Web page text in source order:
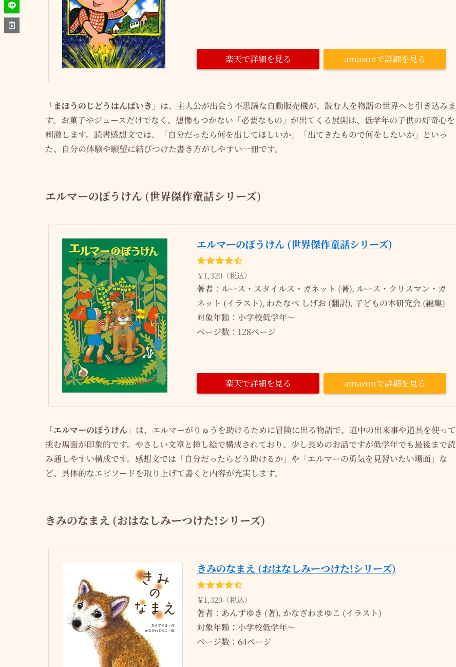
楽天で詳細を見る amazonで詳細を見る
「まほうのじどうはんばいき」 は、主人公が出会う不思議な自動販売機が、読む人を物語の世界へと引き込みま
す。お菓子やジュースだけでなく、想像もつかない「必要なもの」が出てくる展開は、低学年の子供の好奇心を
刺激します。読書感想文では、「自分だったら何を出してほしいか」「出てきたもので何をしたいか」といっ
た、自分の体験や願望に結びつけた書き方がしやすい一冊です。
エルマーのぼうけん (世界傑作童話シリーズ)
エルマーのぼうけん (世界傑作童話シリーズ)
￥1,320（税込）
著者：ルース・スタイルス・ガネット (著), ルース・クリスマン・ガ
ネット (イラスト), わたなべ しげお (翻訳), 子どもの本研究会 (編集)
対象年齢：小学校低学年～
ページ数：128ページ
楽天で詳細を見る amazonで詳細を見る
「エルマーのぼうけん」 は、エルマーがりゅうを助けるために冒険に出る物語で、道中の出来事や道具を使って
挑む場面が印象的です。やさしい文章と挿し絵で構成されており、少し長めのお話ですが低学年でも最後まで読
み通しやすい構成です。感想文では「自分だったらどう助けるか」や「エルマーの勇気を見習いたい場面」な
ど、具体的なエピソードを取り上げて書くと内容が充実します。
きみのなまえ (おはなしみーつけた!シリーズ)
きみのなまえ (おはなしみーつけた!シリーズ)
￥1,320（税込）
著者：あんずゆき (著), かなざわまゆこ (イラスト)
対象年齢：小学校低学年～
ページ数：64ページ